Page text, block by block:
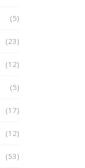
(5)
(23)
(12)
(5)
(17)
(12)
(53)